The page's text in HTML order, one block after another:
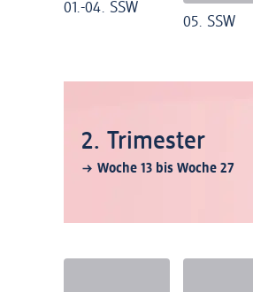
01.-04. SSW
05. SSW
2. Trimester
Woche 13 bis Woche 27